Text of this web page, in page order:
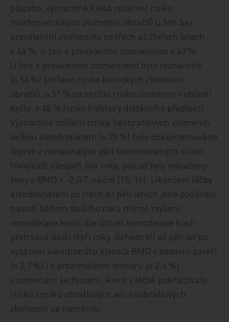
placebo, významně klesá relativní riziko
morfometrických zlomenin obratlů u žen bez
prevalentní zlomeniny po třech až čtyřech letech
o 44 %, u žen s prevalentní zlomeninou o 47 %.
U žen s prevalentní zlomeninou bylo významně
(o 54 %) sníženo riziko klinických zlomenin
obratlů, o 51 % se snížilo riziko zlomenin v oblasti
kyčle, o 48 % riziko fraktury distálního předloktí.
Významné snížení rizika neobratlových zlomenin
léčbou alendronátem (o 29 %) bylo dokumentováno
teprve v metaanalýze pěti kontrolovaných studií,
trvajících alespoň dva roky, pokud byly vyloučeny
ženy s BMD > -2,0 T-skóre [15, 16]. Ukončení léčby
alendronátem po třech až pěti letech jeho podávání
navodí během dalšího roku mírné zvýšení
remodelace kosti, ale útlum remodelace kosti
přetrvává další čtyři roky. Během tří až pěti let po
vysazení alendronátu klesala BMD v bederní páteři
(o 3,7 %) i v proximálním femuru (o 2,4 %)
v porovnání se ženami, které v léčbě pokračovaly;
riziko vzniku obratlových ani neobratlových
zlomenin se neměnilo.